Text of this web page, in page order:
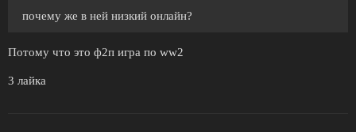
почему же в ней низкий онлайн?
Потому что это ф2п игра по ww2
3 лайка